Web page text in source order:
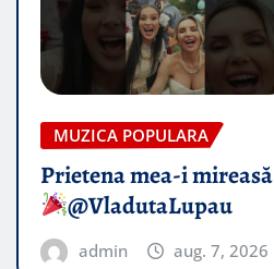
MUZICA POPULARA
Prietena mea-i mireasă​
@VladutaLupau
admin aug. 7, 2026